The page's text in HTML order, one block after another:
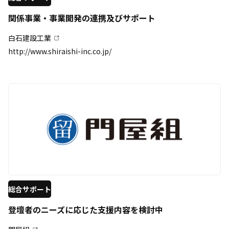
関係事業・事業開発の連携及びサポート
白石建設工業
http://www.shiraishi-inc.co.jp/
総合サポート
登壇者のニーズに応じた支援内容を検討中